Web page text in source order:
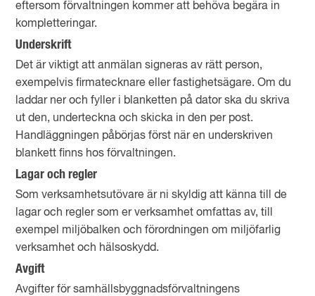
eftersom förvaltningen kommer att behöva begära in
kompletteringar.
Underskrift
Det är viktigt att anmälan signeras av rätt person,
exempelvis firmatecknare eller fastighetsägare. Om du
laddar ner och fyller i blanketten på dator ska du skriva
ut den, underteckna och skicka in den per post.
Handläggningen påbörjas först när en underskriven
blankett finns hos förvaltningen.
Lagar och regler
Som verksamhetsutövare är ni skyldig att känna till de
lagar och regler som er verksamhet omfattas av, till
exempel miljöbalken och förordningen om miljöfarlig
verksamhet och hälsoskydd.
Avgift
Avgifter för samhällsbyggnadsförvaltningens